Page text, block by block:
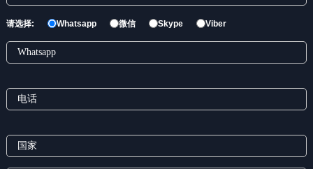
请选择: Whatsapp 微信 Skype Viber